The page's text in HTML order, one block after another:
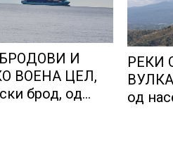
И
ВОЕНА ЦЕЛ,
брод, од
РЕКИ
од